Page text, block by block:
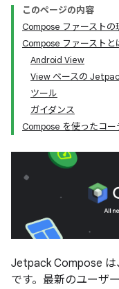
このページの内容
Compose ファーストの
Compose ファーストと
Android View
View ベースの
ツール
ガイダンス
Compose を使ったコ
Jetpack Compose は
です。最新のユーザ